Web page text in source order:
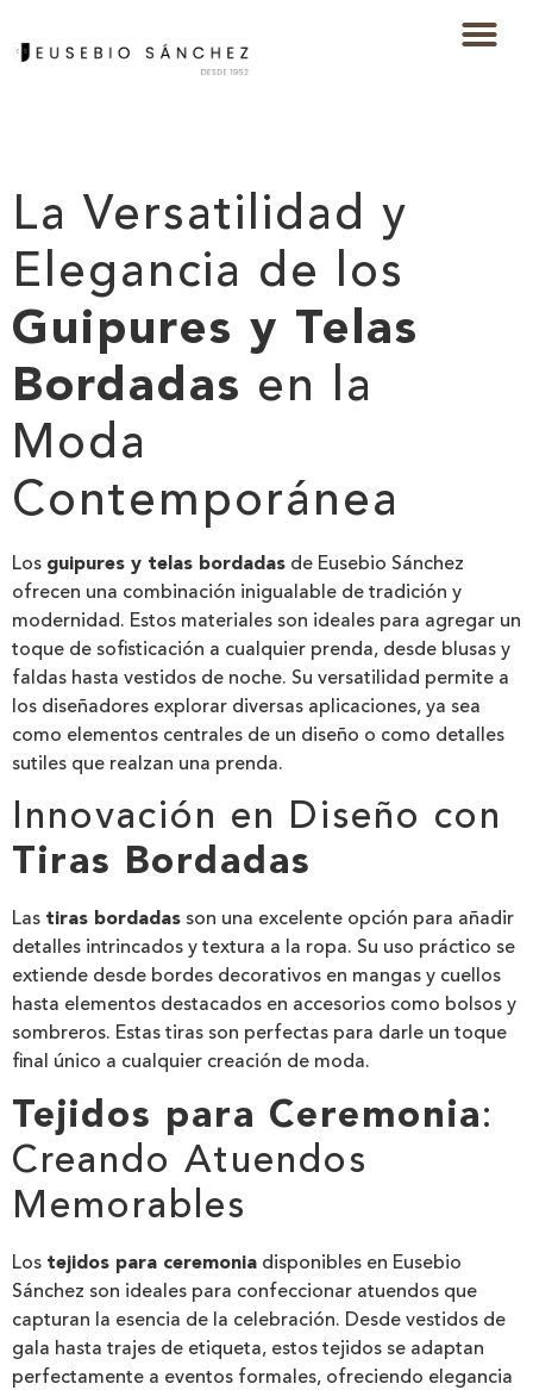
La Versatilidad y
Elegancia de los
Guipures y Telas
Bordadas en la
Moda
Contemporánea
Los guipures y telas bordadas de Eusebio Sánchez
ofrecen una combinación inigualable de tradición y
modernidad. Estos materiales son ideales para agregar un
toque de sofisticación a cualquier prenda, desde blusas y
faldas hasta vestidos de noche. Su versatilidad permite a
los diseñadores explorar diversas aplicaciones, ya sea
como elementos centrales de un diseño o como detalles
sutiles que realzan una prenda.
Innovación en Diseño con
Tiras Bordadas
Las tiras bordadas son una excelente opción para añadir
detalles intrincados y textura a la ropa. Su uso práctico se
extiende desde bordes decorativos en mangas y cuellos
hasta elementos destacados en accesorios como bolsos y
sombreros. Estas tiras son perfectas para darle un toque
final único a cualquier creación de moda.
Tejidos para Ceremonia:
Creando Atuendos
Memorables
Los tejidos para ceremonia disponibles en Eusebio
Sánchez son ideales para confeccionar atuendos que
capturan la esencia de la celebración. Desde vestidos de
gala hasta trajes de etiqueta, estos tejidos se adaptan
perfectamente a eventos formales, ofreciendo elegancia